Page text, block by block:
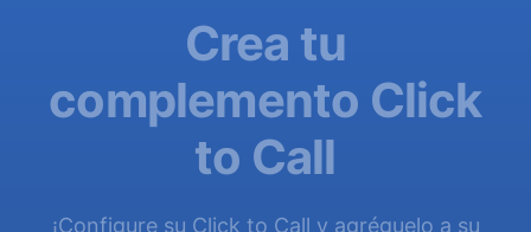
Crea tu
complemento Click
to Call
¡Configure su Click to Call y agréguelo a su